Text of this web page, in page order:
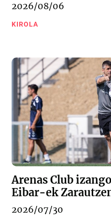
2026/08/06
KIROLA
Arenas Club
Eibar-ek
2026/07/30